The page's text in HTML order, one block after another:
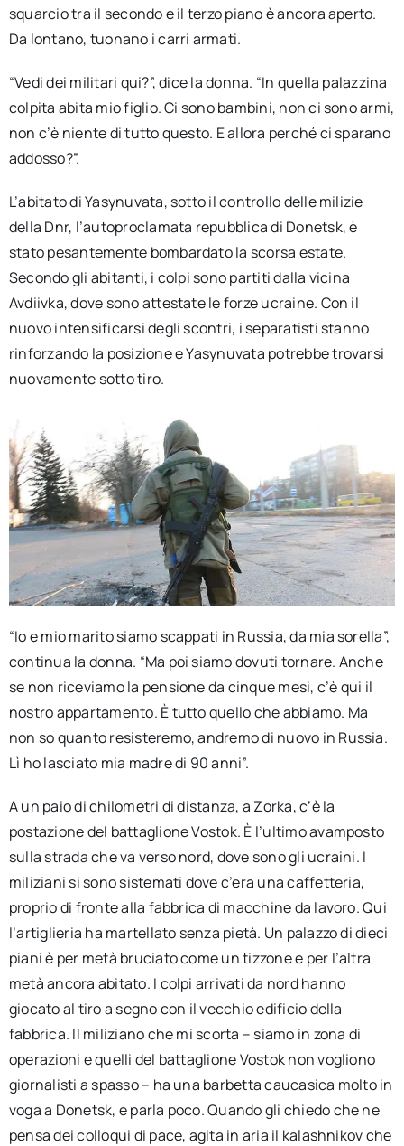
squarcio tra il secondo e il terzo piano è ancora aperto.
Da lontano, tuonano i carri armati.
“Vedi dei militari qui?”, dice la donna. “In quella palazzina
colpita abita mio figlio. Ci sono bambini, non ci sono armi,
non c’è niente di tutto questo. E allora perché ci sparano
addosso?”.
L’abitato di Yasynuvata, sotto il controllo delle milizie
della Dnr, l’autoproclamata repubblica di Donetsk, è
stato pesantemente bombardato la scorsa estate.
Secondo gli abitanti, i colpi sono partiti dalla vicina
Avdiivka, dove sono attestate le forze ucraine. Con il
nuovo intensificarsi degli scontri, i separatisti stanno
rinforzando la posizione e Yasynuvata potrebbe trovarsi
nuovamente sotto tiro.
“Io e mio marito siamo scappati in Russia, da mia sorella”,
continua la donna. “Ma poi siamo dovuti tornare. Anche
se non riceviamo la pensione da cinque mesi, c’è qui il
nostro appartamento. È tutto quello che abbiamo. Ma
non so quanto resisteremo, andremo di nuovo in Russia.
Lì ho lasciato mia madre di 90 anni”.
A un paio di chilometri di distanza, a Zorka, c’è la
postazione del battaglione Vostok. È l’ultimo avamposto
sulla strada che va verso nord, dove sono gli ucraini. I
miliziani si sono sistemati dove c’era una caffetteria,
proprio di fronte alla fabbrica di macchine da lavoro. Qui
l’artiglieria ha martellato senza pietà. Un palazzo di dieci
piani è per metà bruciato come un tizzone e per l’altra
metà ancora abitato. I colpi arrivati da nord hanno
giocato al tiro a segno con il vecchio edificio della
fabbrica. Il miliziano che mi scorta – siamo in zona di
operazioni e quelli del battaglione Vostok non vogliono
giornalisti a spasso – ha una barbetta caucasica molto in
voga a Donetsk, e parla poco. Quando gli chiedo che ne
pensa dei colloqui di pace, agita in aria il kalashnikov che